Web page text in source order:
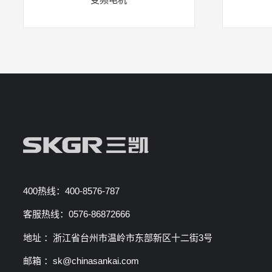
400热线：400-8576-787
客服热线：0576-86872666
地址 ：浙江省台州市温岭市东部新区十二街3号
邮箱 ：sk@chinasankai.com